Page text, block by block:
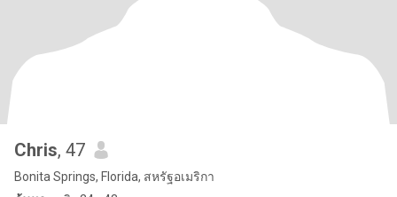
Chris, 47
Bonita Springs, Florida, สหรัฐอเมริกา